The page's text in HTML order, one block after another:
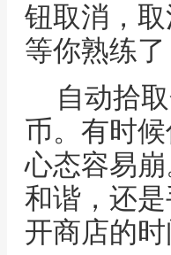
钮取消，
等你熟练了
自动拾
币。有时
心态容易
和谐，还
开商店的时